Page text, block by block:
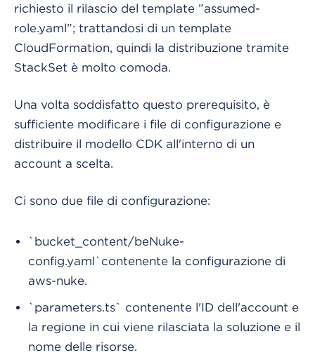
richiesto il rilascio del template ”assumed-
role.yaml”; trattandosi di un template
CloudFormation, quindi la distribuzione tramite
StackSet è molto comoda.
Una volta soddisfatto questo prerequisito, è
sufficiente modificare i file di configurazione e
distribuire il modello CDK all'interno di un
account a scelta.
Ci sono due file di configurazione:
`bucket_content/beNuke-
config.yaml`contenente la configurazione di
aws-nuke.
`parameters.ts` contenente l'ID dell'account e
la regione in cui viene rilasciata la soluzione e il
nome delle risorse.